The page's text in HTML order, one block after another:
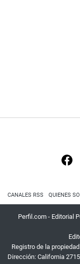
CANALES RSS QUIENES
Perfil.com - Editorial
Registro de la
Dirección: California 2715